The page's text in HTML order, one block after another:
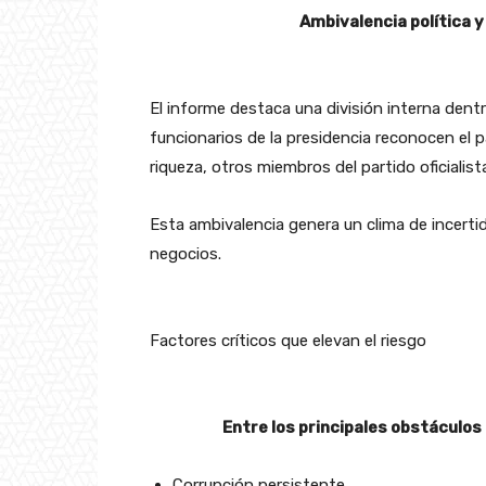
Ambivalencia política
El informe destaca una división interna
funcionarios de la presidencia reconocen el
riqueza, otros miembros del partido
Esta ambivalencia genera un clima de
negocios.
Factores críticos que elevan el riesgo
Entre los principales